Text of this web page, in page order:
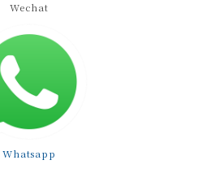
Wechat
Whatsapp